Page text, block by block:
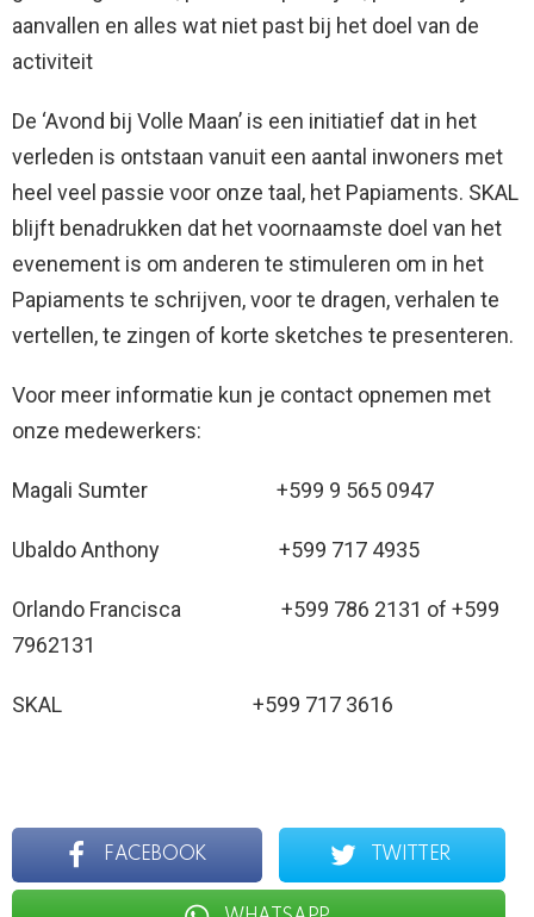
aanvallen en alles wat niet past bij het doel van de
activiteit
De ‘Avond bij Volle Maan’ is een initiatief dat in het
verleden is ontstaan vanuit een aantal inwoners met
heel veel passie voor onze taal, het Papiaments. SKAL
blijft benadrukken dat het voornaamste doel van het
evenement is om anderen te stimuleren om in het
Papiaments te schrijven, voor te dragen, verhalen te
vertellen, te zingen of korte sketches te presenteren.
Voor meer informatie kun je contact opnemen met
onze medewerkers:
Magali Sumter +599 9 565 0947
Ubaldo Anthony +599 717 4935
Orlando Francisca +599 786 2131 of +599
7962131
SKAL +599 717 3616
FACEBOOK TWITTER